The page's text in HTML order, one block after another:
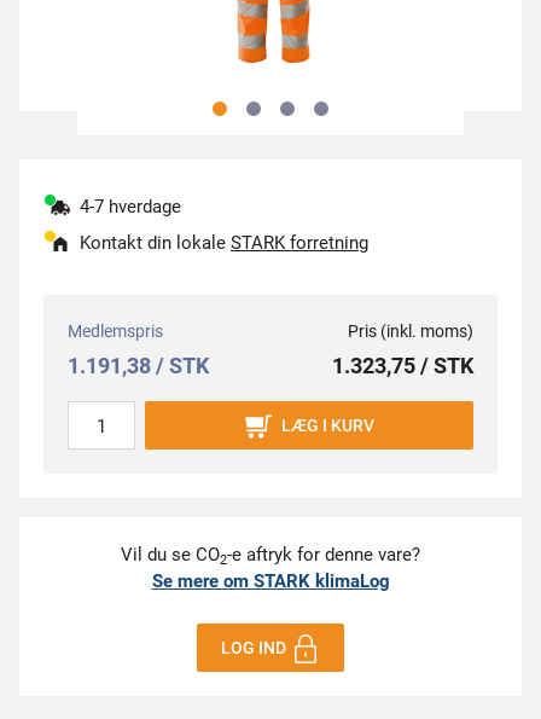
4-7 hverdage
Kontakt din lokale STARK forretning
Medlemspris
1.191,38 / STK
Pris (inkl. moms)
1.323,75 / STK
LÆG I KURV
Vil du se CO2-e aftryk for denne vare?
Se mere om STARK klimaLog
LOG IND